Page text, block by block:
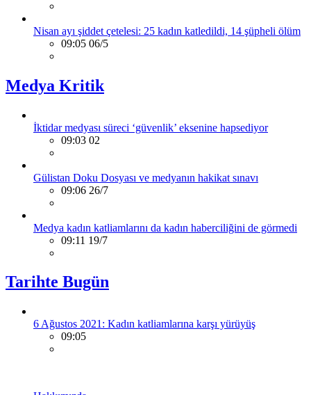
Nisan ayı şiddet çetelesi: 25 kadın katledildi, 14 şüpheli ölüm
09:05 06/5
Medya Kritik
İktidar medyası süreci ‘güvenlik’ eksenine hapsediyor
09:03 02
Gülistan Doku Dosyası ve medyanın hakikat sınavı
09:06 26/7
Medya kadın katliamlarını da kadın haberciliğini de görmedi
09:11 19/7
Tarihte Bugün
6 Ağustos 2021: Kadın katliamlarına karşı yürüyüş
09:05